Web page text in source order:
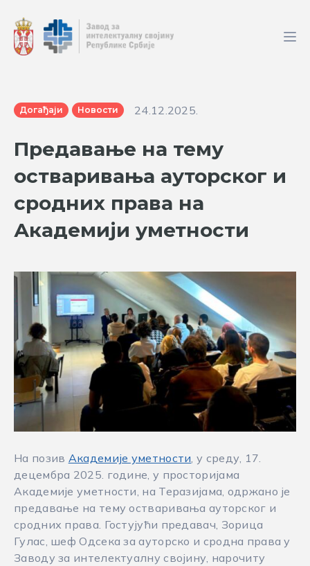
Догађаји Новости 24.12.2025.
Предавање на тему
остваривања ауторског и
сродних права на
Академији уметности
На позив Академије уметности, у среду, 17.
децембра 2025. године, у просторијама
Академије уметности, на Теразијама, одржано је
предавање на тему остваривања ауторског и
сродних права. Гостујући предавач, Зорица
Гулас, шеф Одсека за ауторско и сродна права у
Заводу за интелектуалну својину, нарочиту